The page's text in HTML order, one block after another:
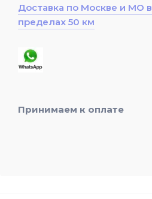
Доставка по Москве и МО в
пределах 50 км
Принимаем к оплате